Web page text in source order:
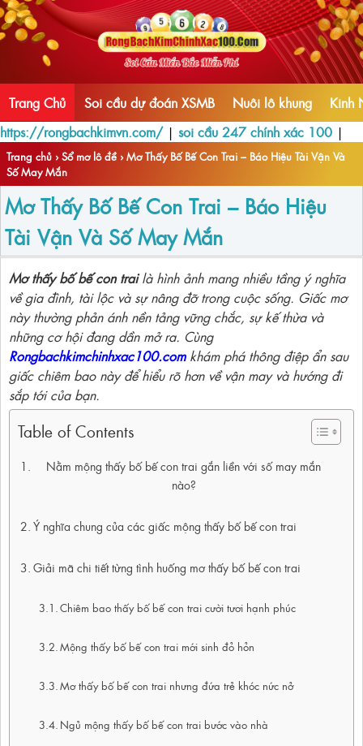
Trang Chủ Soi cầu dự đoán XSMB Nuôi lô khung
Kinh
https://rongbachkimvn.com/| soi cầu 247 chính xác 100 |
Trang chủ ›Sổ mơ lô đề ›Mơ Thấy Bố Bế Con Trai – Báo Hiệu Tài Vận Và
Số May Mắn
Mơ Thấy Bố Bế Con Trai – Báo Hiệu
Tài Vận Và Số May Mắn
Mơ thấy bố bế con trailà hình ảnh mang nhiều tầng ý nghĩa
về gia đình, tài lộc và sự nâng đỡ trong cuộc sống. Giấc mơ
này thường phản ánh nền tảng vững chắc, sự kế thừa và
những cơ hội đang dần mở ra. Cùng
Rongbachkimchinhxac100.comkhám phá thông điệp ẩn sau
giấc chiêm bao này để hiểu rõ hơn về vận may và hướng đi
sắp tới của bạn.
Table of Contents
Nằm mộng thấy bố bế con trai gắn liền với số may mắn
nào?
Ý nghĩa chung của các giấc mộng thấy bố bế con trai
Giải mã chi tiết từng tình huống mơ thấy bố bế con trai
Chiêm bao thấy bố bế con trai cười tươi hạnh phúc
Mộng thấy bố bế con trai mới sinh đỏ hỏn
Mơ thấy bố bế con trai nhưng đứa trẻ khóc nức nở
Ngủ mộng thấy bố bế con trai bước vào nhà